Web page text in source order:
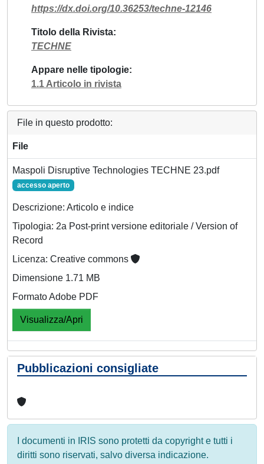
https://dx.doi.org/10.36253/techne-12146
Titolo della Rivista
TECHNE
Appare nelle tipologie
1.1 Articolo in rivista
File in questo prodotto:
File
Maspoli Disruptive Technologies TECHNE 23.pdf
accesso aperto
Descrizione: Articolo e indice
Tipologia: 2a Post-print versione editoriale / Version of
Record
Licenza: Creative commons
Dimensione 1.71 MB
Formato Adobe PDF
Visualizza/Apri
Pubblicazioni consigliate
I documenti in IRIS sono protetti da copyright e tutti i
diritti sono riservati, salvo diversa indicazione.